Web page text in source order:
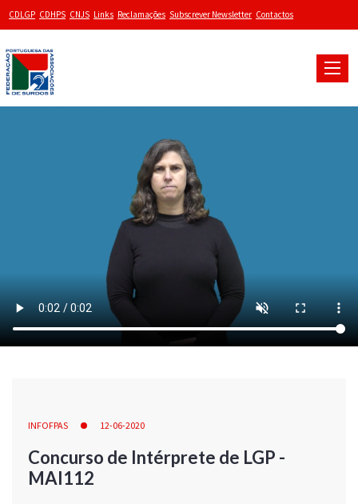
CDLGP CDHPS CNJS Links Reclamações Subscrever Newsletter Contactos
Toggle
INFOFPAS 12-06-2020
Concurso de Intérprete de LGP -
MAI112